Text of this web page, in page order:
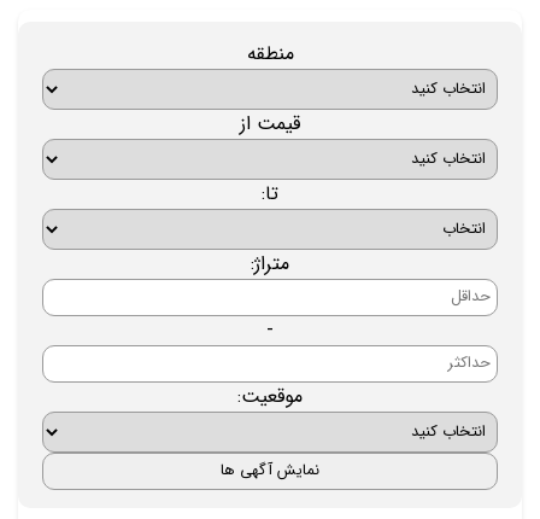
منطقه
قیمت از
تا:
متراژ:
-
موقعیت: